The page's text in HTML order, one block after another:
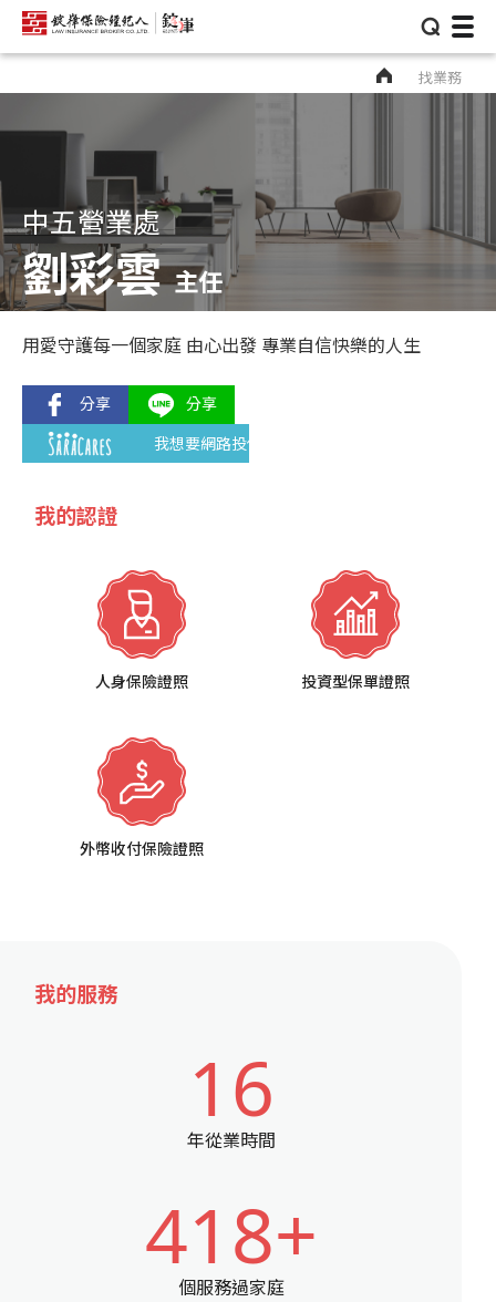
⌕
找業務
中五營業處
劉彩雲 主任
用愛守護每一個家庭 由心出發 專業自信快樂的人生
我想要網路投保
我的認證
人身保險證照 投資型保單證照
外幣收付保險證照
我的服務
16
年從業時間
418+
個服務過家庭